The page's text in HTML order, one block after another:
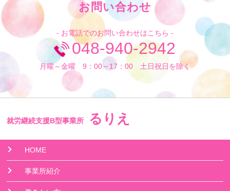
お問い合わせ
- お電話でのお問い合わせはこちら -
048-940-2942
月曜～金曜 9：00～17：00 土日祝日を除く
就労継続支援B型事業所 るりえ
HOME
事業所紹介